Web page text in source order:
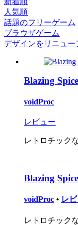
人気順
話題のフリーゲーム
ブラウザゲーム
デザインをリニュー
Blazing
voidProc
レビュー
レトロチック
Blazing
voidProc • レ
レトロチック